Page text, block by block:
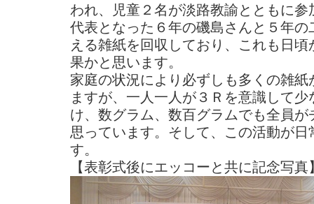
われ、児童２名が淡路教諭とともに参
代表となった６年の磯島さんと５年
える雑紙を回収しており、これも日
果かと思います。
家庭の状況により必ずしも多くの雑
ますが、一人一人が３Ｒを意識して
け、数グラム、数百グラムでも全員
思っています。そして、この活動が
す。
【表彰式後にエッコーと共に記念写真